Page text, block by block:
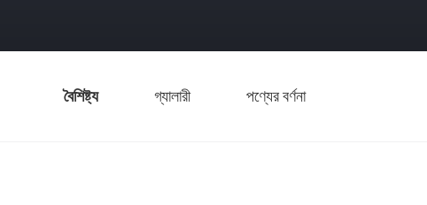
বৈশিষ্ট্য গ্যালারী পণ্যের বর্ণনা